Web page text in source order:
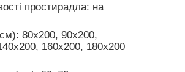
простирадла: на
80х200, 90х200,
160х200, 180х200